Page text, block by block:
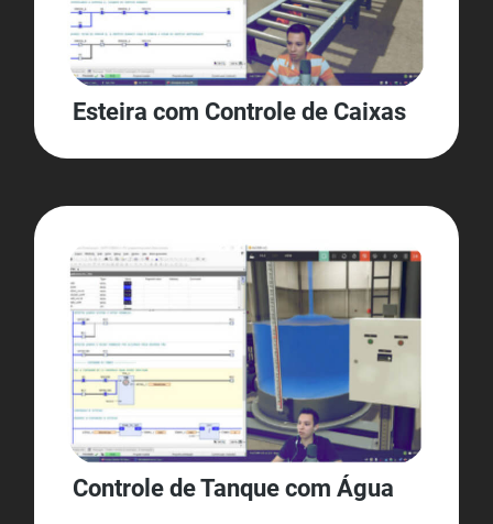
Esteira com Controle de Caixas
Controle de Tanque com Água